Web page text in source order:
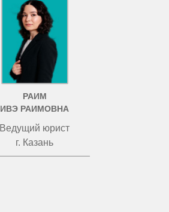
РАИМ
ИВЭ РАИМОВНА
Ведущий юрист
г. Казань